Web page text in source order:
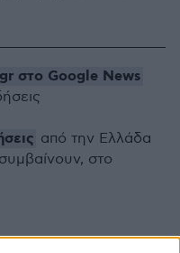
στο Google News
από την Ελλάδα
στο